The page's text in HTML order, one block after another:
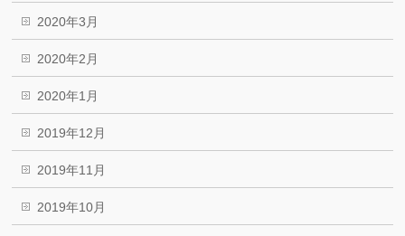
2020年3月
2020年2月
2020年1月
2019年12月
2019年11月
2019年10月